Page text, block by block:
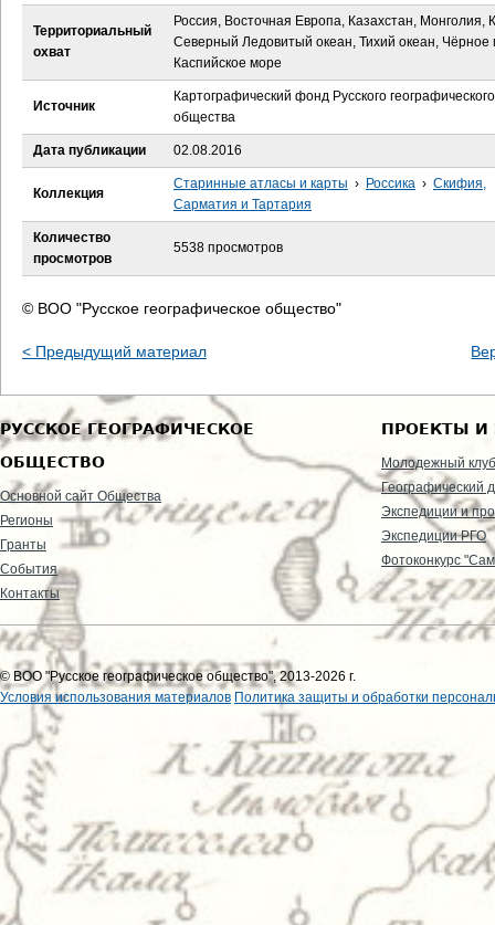
е
с
ь
Территориальный
охват
Россия, Восточная Европа, Казахстан, Монголия,
Северный Ледовитый океан, Тихий океан, Чёрное
Каспийское море
Источник
Картографический фонд Русского географического
общества
Дата публикации 02.08.2016
Коллекция
Старинные атласы и карты › Россика › Скифия,
Сарматия и Тартария
Количество
просмотров
5538 просмотров
© ВОО "Русское географическое общество"
< Предыдущий материал
РУССКОЕ ГЕОГРАФИЧЕСКОЕ
ОБЩЕСТВО
Основной сайт Общества
Регионы
Гранты
События
Контакты
ПРОЕКТЫ И
Молодежный клуб
Географический
Экспедиции и
Экспедиции РГО
Фотоконкурс
© ВОО "Русское географическое общество", 2013-2026 г.
Условия использования материалов Политика защиты и обработки